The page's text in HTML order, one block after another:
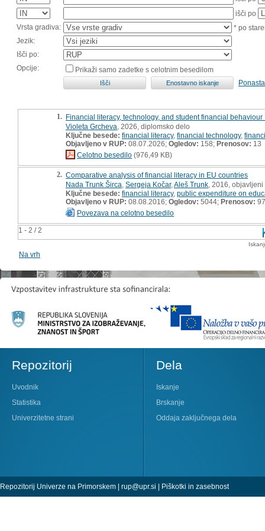
išči po
Vrsta gradiva:
* po
Jezik:
Išči po:
Opcije:
Prikaži samo zadetke s celotnim besedilom
1 - 2 / 2
1. Financial literacy, technology, and student financial behaviour
Violeta Grcheva , 2026, diplomsko delo
Ključne besede: financial literacy, financial technology,
Objavljeno v RUP: 08.07.2026; Ogledov: 158; Prenosov: 13
Celotno besedilo (976,49 KB)
2. Comparative analysis of financial literacy in EU countries
Nada Trunk Širca Sergeja Kočar, Aleš Trunk , 2016,
Ključne besede: financial literacy, public expenditure on
Objavljeno v RUP: 08.08.2016; Ogledov: 5044; Prenosov: 97
Povezava na celotno besedilo
Na vrh
Repozitorij
Uvodnik
Statistika
Univerzitetne strani
Dela
Iskanje
Brskanje
Oddaja zaključnega dela
Repozitorij Univerze na Primorskem | rup@upr.si | Piškotki in zasebnost